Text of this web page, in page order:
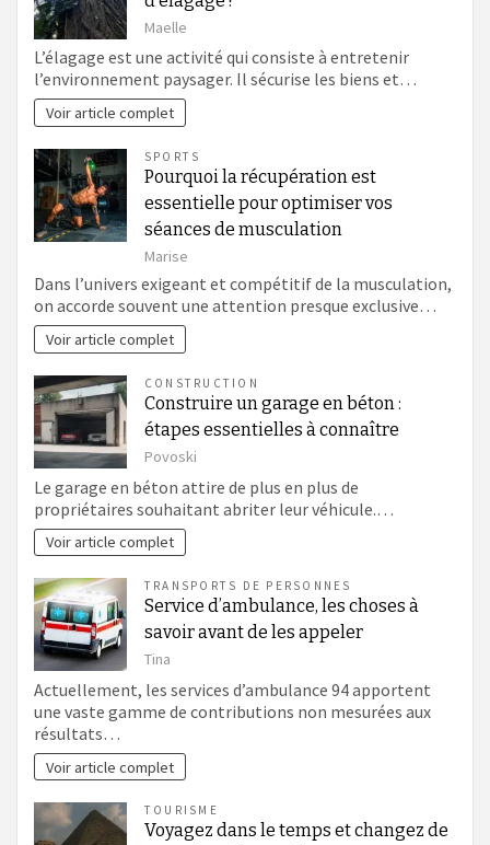
Maelle
L’élagage est une activité qui consiste à entretenir
l’environnement paysager. Il sécurise les biens et…
Voir article complet
SPORTS
Pourquoi la récupération est
essentielle pour optimiser vos
séances de musculation
Marise
Dans l’univers exigeant et compétitif de la musculation,
on accorde souvent une attention presque exclusive…
Voir article complet
CONSTRUCTION
Construire un garage en béton :
étapes essentielles à connaître
Povoski
Le garage en béton attire de plus en plus de
propriétaires souhaitant abriter leur véhicule.…
Voir article complet
TRANSPORTS DE PERSONNES
Service d’ambulance, les choses à
savoir avant de les appeler
Tina
Actuellement, les services d’ambulance 94 apportent
une vaste gamme de contributions non mesurées aux
résultats…
Voir article complet
TOURISME
Voyagez dans le temps et changez de